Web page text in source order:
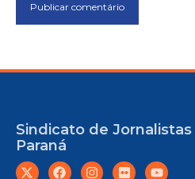
Sindicato de
Paraná